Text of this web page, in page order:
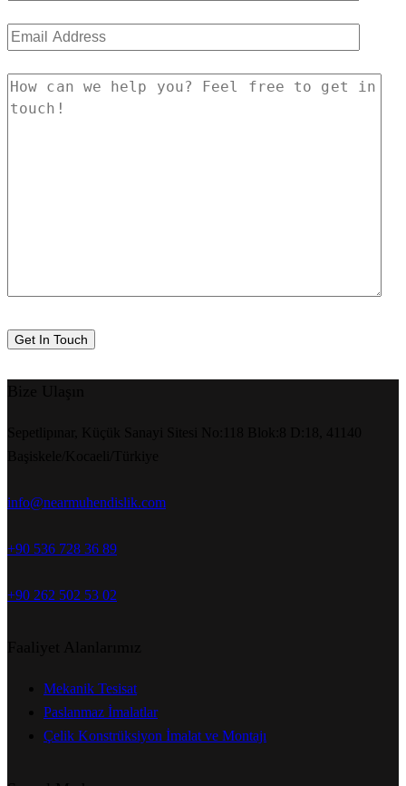
info@nearmuhendislik.com
+90 536 728 36 89
+90 262 502 53 02
Mekanik Tesisat
Paslanmaz İmalatlar
Çelik Konstrüksiyon İmalat ve Montajı